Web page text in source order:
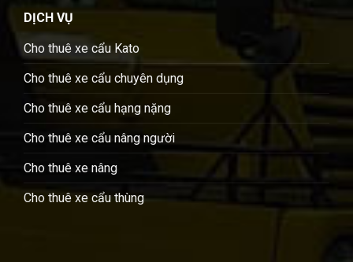
DỊCH VỤ
Cho thuê xe cẩu Kato
Cho thuê xe cẩu chuyên dụng
Cho thuê xe cẩu hạng nặng
Cho thuê xe cẩu nâng người
Cho thuê xe nâng
Cho thuê xe cẩu thùng